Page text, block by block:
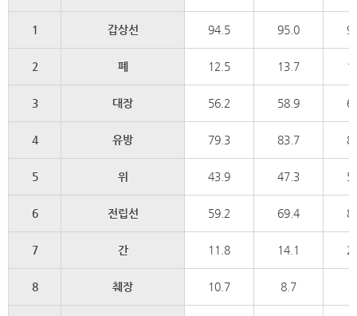
1 갑상선 94.5 95.0
2 폐 12.5 13.7
3 대장 56.2 58.9
4 유방 79.3 83.7
5 위 43.9 47.3
6 전립선 59.2 69.4
7 간 11.8 14.1
8 췌장 10.7 8.7